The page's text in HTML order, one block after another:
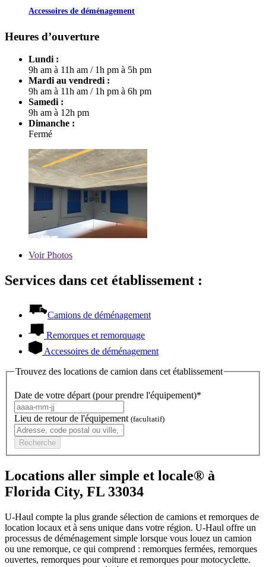
Accessoires de déménagement
Heures d’ouverture
Lundi :
9h am à 11h am / 1h pm à 5h pm
Mardi au vendredi :
9h am à 11h am / 1h pm à 6h pm
Samedi :
9h am à 12h pm
Dimanche :
Fermé
VoirPhotos
Services dans cet établissement :
Camions de déménagement
Remorques et remorquage
Accessoires de déménagement
Trouvez des locations de camion dans cet établissement
Date de votre départ (pour prendre l'équipement)*
Lieu de retour de l'équipement (facultatif)
Recherche
Locations aller simple et locale® à
Florida City, FL 33034
U-Haul compte la plus grande sélection de camions et remorques de
location locaux et à sens unique dans votre région. U-Haul offre un
processus de déménagement simple lorsque vous louez un camion
ou une remorque, ce qui comprend : remorques fermées, remorques
ouvertes, remorques pour voiture et remorques pour motocyclette.